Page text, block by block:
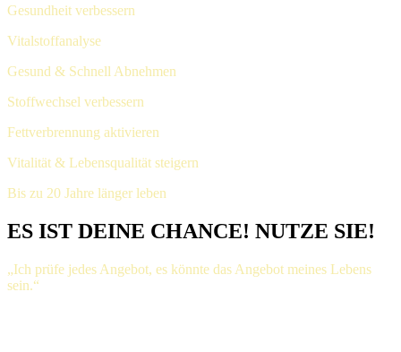
Gesundheit verbessern
Vitalstoffanalyse
Gesund & Schnell Abnehmen
Stoffwechsel verbessern
Fettverbrennung aktivieren
Vitalität & Lebensqualität steigern
Bis zu 20 Jahre länger leben
ES IST DEINE CHANCE! NUTZE SIE!
„Ich prüfe jedes Angebot, es könnte das Angebot meines Lebens
sein.“